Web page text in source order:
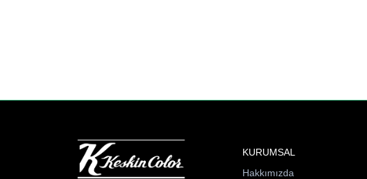
KURUMSAL
Hakkımızda